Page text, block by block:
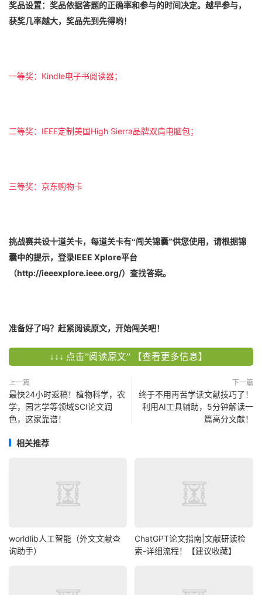
奖品设置：奖品依据答题的正确率和参与的时间决定。越早参与，
获奖几率越大，奖品先到先得哟！
一等奖： Kindle电子书阅读器；
二等奖： IEEE定制美国 High Sierra品牌双肩电脑包；
三等奖：京东购物卡
挑战赛共设十道关卡，每道关卡有“闯关锦囊”供您使用，请根据锦
囊中的提示，登录IEEE Xplore平台
（http://ieeexplore.ieee.org/）查找答案。
准备好了吗？赶紧阅读原文，开始闯关吧！
↓↓↓ 点击”阅读原文” 【查看更多信息】
上一篇
最快24小时返稿！植物科学，农
学，园艺学等领域SCI论文润
色，这家靠谱！
下一篇
终于不用再苦学读文献技巧了！
利用AI工具辅助，5分钟解读一
篇高分文献！
相关推荐
worldlib人工智能（外文文献查
询助手）
ChatGPT论文指南|文献研读检
索-详细流程！【建议收藏】